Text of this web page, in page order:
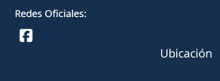
Redes Oficiales:
Ubicación